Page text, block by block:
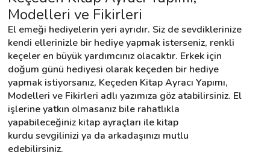
Modelleri ve Fikirleri
El emeği hediyelerin yeri ayrıdır. Siz de sevdiklerinize
kendi ellerinizle bir hediye yapmak isterseniz, renkli
keçeler en büyük yardımcınız olacaktır. Erkek için
doğum günü hediyesi olarak keçeden bir hediye
yapmak istiyorsanız, Keçeden Kitap Ayracı Yapımı,
Modelleri ve Fikirleri adlı yazımıza göz atabilirsiniz. El
işlerine yatkın olmasanız bile rahatlıkla
yapabileceğiniz kitap ayraçları ile kitap
kurdu sevgilinizi ya da arkadaşınızı mutlu
edebilirsiniz.